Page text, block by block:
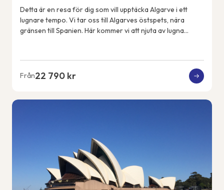
Detta är en resa för dig som vill upptäcka Algarve i ett
lugnare tempo. Vi tar oss till Algarves östspets, nära
gränsen till Spanien. Här kommer vi att njuta av lugna
Från22 790 kr